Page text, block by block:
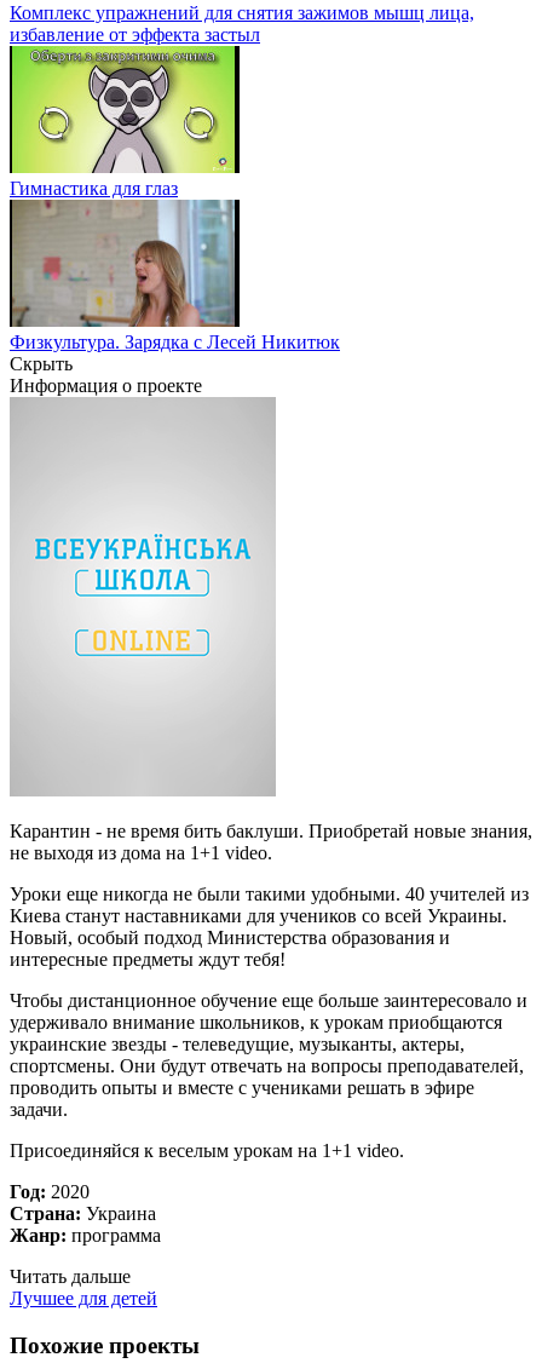
Комплекс упражнений для снятия зажимов мышц лица,
избавление от эффекта застыл
Гимнастика для глаз
Физкультура. Зарядка с Лесей Никитюк
Скрыть
Информация о проекте
Карантин - не время бить баклуши. Приобретай новые знания,
не выходя из дома на 1+1 video.
Уроки еще никогда не были такими удобными. 40 учителей из
Киева станут наставниками для учеников со всей Украины.
Новый, особый подход Министерства образования и
интересные предметы ждут тебя!
Чтобы дистанционное обучение еще больше заинтересовало и
удерживало внимание школьников, к урокам приобщаются
украинские звезды - телеведущие, музыканты, актеры,
спортсмены. Они будут отвечать на вопросы преподавателей,
проводить опыты и вместе с учениками решать в эфире
задачи.
Присоединяйся к веселым урокам на 1+1 video.
Год: 2020
Страна: Украина
Жанр: программа
Читать дальше
Лучшее для детей
Похожие проекты